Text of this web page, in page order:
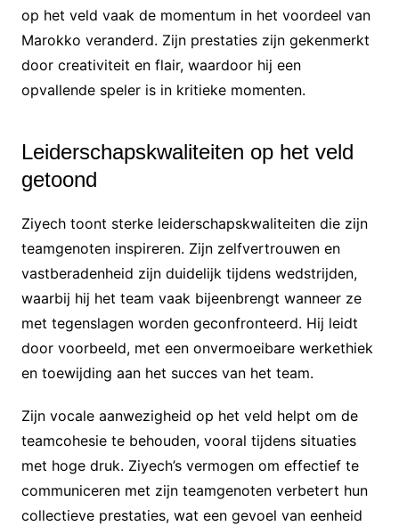
op het veld vaak de momentum in het voordeel van
Marokko veranderd. Zijn prestaties zijn gekenmerkt
door creativiteit en flair, waardoor hij een
opvallende speler is in kritieke momenten.
Leiderschapskwaliteiten op het veld
getoond
Ziyech toont sterke leiderschapskwaliteiten die zijn
teamgenoten inspireren. Zijn zelfvertrouwen en
vastberadenheid zijn duidelijk tijdens wedstrijden,
waarbij hij het team vaak bijeenbrengt wanneer ze
met tegenslagen worden geconfronteerd. Hij leidt
door voorbeeld, met een onvermoeibare werkethiek
en toewijding aan het succes van het team.
Zijn vocale aanwezigheid op het veld helpt om de
teamcohesie te behouden, vooral tijdens situaties
met hoge druk. Ziyech’s vermogen om effectief te
communiceren met zijn teamgenoten verbetert hun
collectieve prestaties, wat een gevoel van eenheid